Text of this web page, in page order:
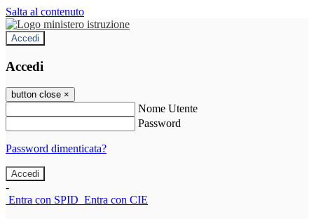
Salta al contenuto
Accedi
Accedi
button close ×
Nome Utente
Password
Password dimenticata?
-
Entra con SPID Entra con CIE